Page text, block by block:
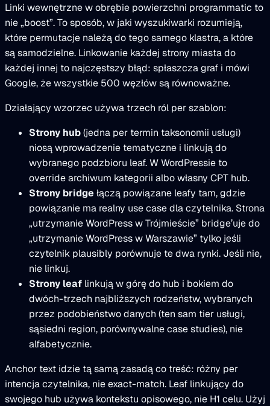
Linki wewnętrzne w obrębie powierzchni programmatic to
nie „boost”. To sposób, w jaki wyszukiwarki rozumieją,
które permutacje należą do tego samego klastra, a które
są samodzielne. Linkowanie każdej strony miasta do
każdej innej to najczęstszy błąd: spłaszcza graf i mówi
Google, że wszystkie 500 węzłów są równoważne.
Działający wzorzec używa trzech ról per szablon:
Strony hub(jedna per termin taksonomii usługi)
niosą wprowadzenie tematyczne i linkują do
wybranego podzbioru leaf. W WordPressie to
override archiwum kategorii albo własny CPT hub.
Strony bridge łączą powiązane leafy tam, gdzie
powiązanie ma realny use case dla czytelnika. Strona
„utrzymanie WordPress w Trójmieście” bridge’uje do
„utrzymanie WordPress w Warszawie” tylko jeśli
czytelnik plausibly porównuje te dwa rynki. Jeśli nie,
nie linkuj.
Strony leaf linkują w górę do hub i bokiem do
dwóch-trzech najbliższych rodzeństw, wybranych
przez podobieństwo danych (ten sam tier usługi,
sąsiedni region, porównywalne case studies), nie
alfabetycznie.
Anchor text idzie tą samą zasadą co treść: różny per
intencja czytelnika, nie exact-match. Leaf linkujący do
swojego hub używa kontekstu opisowego, nie H1 celu. Użyj